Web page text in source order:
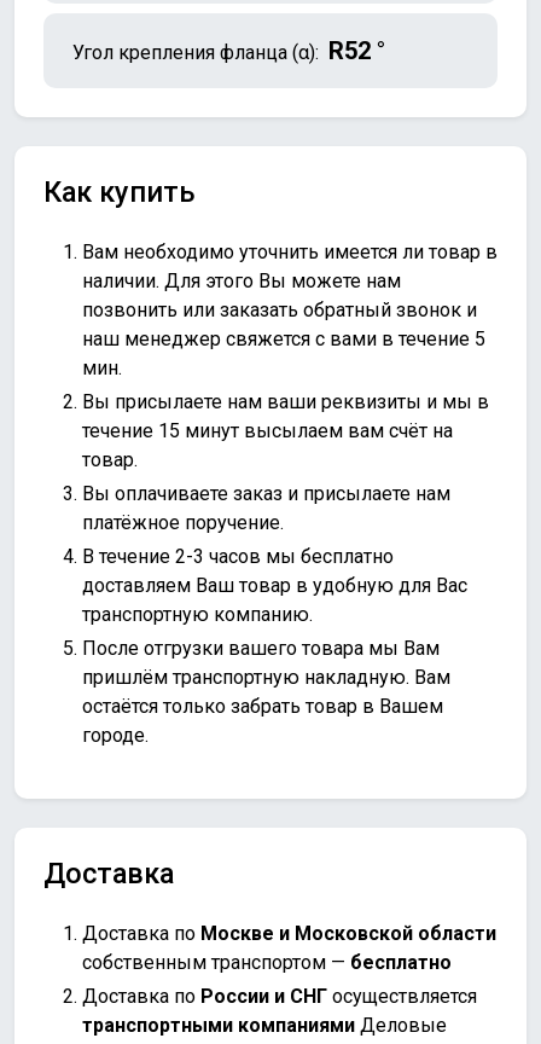
Угол крепления фланца (α): R52 °
Как купить
Вам необходимо уточнить имеется ли товар в
наличии. Для этого Вы можете нам
позвонить или заказать обратный звонок и
наш менеджер свяжется с вами в течение 5
мин.
Вы присылаете нам ваши реквизиты и мы в
течение 15 минут высылаем вам счёт на
товар.
Вы оплачиваете заказ и присылаете нам
платёжное поручение.
В течение 2-3 часов мы бесплатно
доставляем Ваш товар в удобную для Вас
транспортную компанию.
После отгрузки вашего товара мы Вам
пришлём транспортную накладную. Вам
остаётся только забрать товар в Вашем
городе.
Доставка
Доставка по Москве и Московской области
собственным транспортом — бесплатно
Доставка по России и СНГ осуществляется
транспортными компаниями Деловые